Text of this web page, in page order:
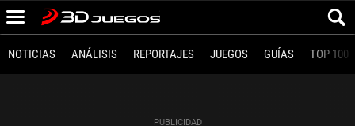
NOTICIAS ANÁLISIS REPORTAJES JUEGOS GUÍAS TOP 100